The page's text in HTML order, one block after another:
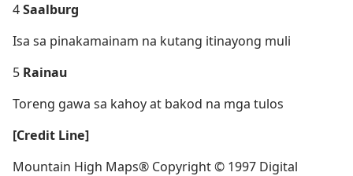
4Saalburg
Isa sa pinakamainam na kutang itinayong muli
5 Rainau
Toreng gawa sa kahoy at bakod na mga tulos
[Credit Line]
Mountain High Maps® Copyright © 1997 Digital